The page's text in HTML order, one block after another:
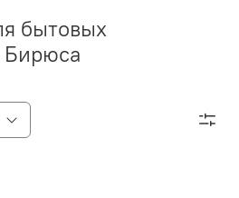
бытовых
Бирюса